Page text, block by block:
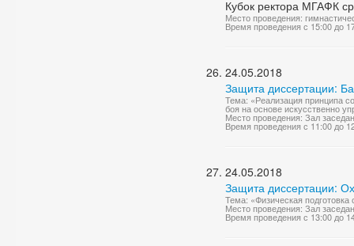
Кубок ректора МГАФК
Место проведения:
Время проведения с 15:00 до
24.05.2018
Защита диссертации:
Тема: «Реализация принципа
боя на основе искусственно
Место проведения: Зал
Время проведения с 11:00 до
24.05.2018
Защита диссертации:
Тема: «Физическая
Место проведения: Зал
Время проведения с 13:00 до